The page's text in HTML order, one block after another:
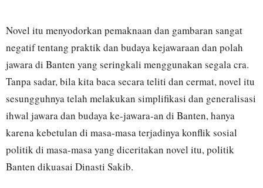
Novel itu menyodorkan pemaknaan dan gambaran sangat
negatif tentang praktik dan budaya kejawaraan dan polah
jawara di Banten yang seringkali menggunakan segala cra.
Tanpa sadar, bila kita baca secara teliti dan cermat, novel itu
sesungguhnya telah melakukan simplifikasi dan generalisasi
ihwal jawara dan budaya ke-jawara-an di Banten, hanya
karena kebetulan di masa-masa terjadinya konflik sosial
politik di masa-masa yang diceritakan novel itu, politik
Banten dikuasai Dinasti Sakib.